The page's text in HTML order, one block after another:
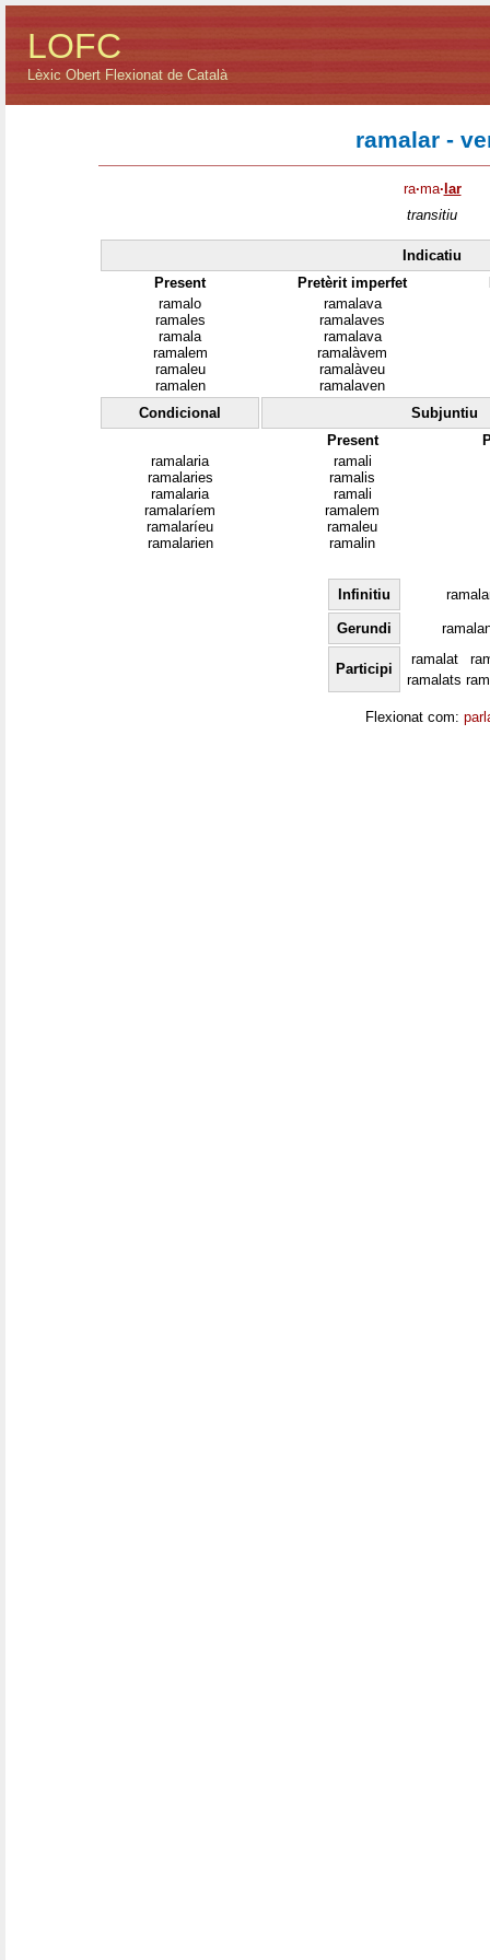
LOFC
Lèxic Obert Flexionat de Català
ramalar -
ra·ma· lar
transitiu
Indicatiu
Present
Pretèrit imperfet
ramalo
ramales
ramala
ramalem
ramaleu
ramalen
ramalava
ramalaves
ramalava
ramalàvem
ramalàveu
ramalaven
Condicional
Subjuntiu
Present
ramalaria
ramalaries
ramalaria
ramalaríem
ramalaríeu
ramalarien
ramali
ramalis
ramali
ramalem
ramaleu
ramalin
Infinitiu
Gerundi
Participi
ramalat
ramalats
Flexionat com: